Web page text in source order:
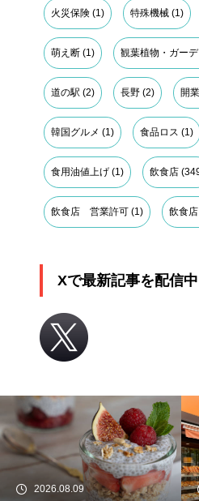
火災保険 (1) 特殊機械 (1)
萌え断 (1) 観葉植物・ガー
道の駅 (2) 長野 (2) 開
韓国グルメ (1) 食品ロス (1)
食用油値上げ (1) 飲食店
飲食店 営業許可 (1) 飲食
Xで最新記事を配信中
2026.08.09